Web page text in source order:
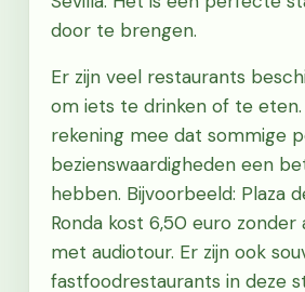
door te brengen.
Er zijn veel restaurants
om iets te drinken of te
rekening mee dat sommige
bezienswaardigheden een
hebben. Bijvoorbeeld: Plaza
Ronda kost 6,50 euro zonder
met audiotour. Er zijn ook
fastfoodrestaurants in deze